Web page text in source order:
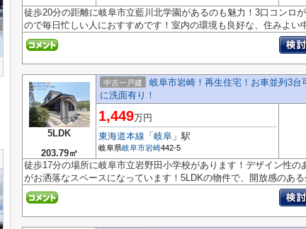
徒歩20分の距離に岐阜市立藍川北学園があるのも魅力！3口コンロ
ので毎日忙しい人におすすめです！室内の環境も良好な、住みよい
5LDK
203.79㎡
中古一戸建
岐阜市岩崎！再生住宅！お車並列3
に洗面有り！
1,449万円
東海道本線 「 岐阜 」駅
岐阜県岐阜市岩崎442-5
徒歩17分の場所に岐阜市立岩野田小学校があります！デザイン性
がお洒落なスペースになっています！5LDKの物件で、開放感のあ